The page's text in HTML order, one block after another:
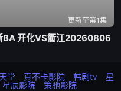
更新至第1集
BA 开化VS衢江20260806
堂 真不卡影院 韩剧tv
星
星辰影院 策驰影院